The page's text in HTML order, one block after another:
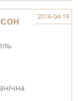
2016-04-19